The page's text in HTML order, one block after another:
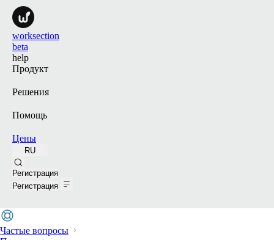
worksection
beta
help
Продукт
Решения
Помощь
Цены
RU
Регистрация
Регистрация
Частые вопросы